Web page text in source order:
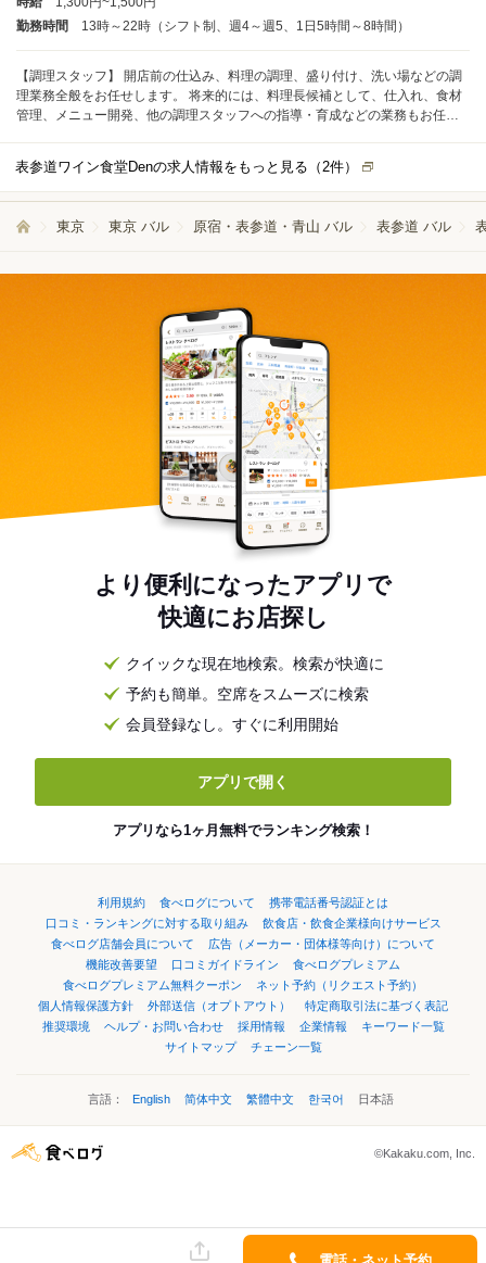
勤務時間
13時～22時（シフト制、週4～週5、1日5時間～8時間）
【調理スタッフ】 開店前の仕込み、料理の調理、盛り付け、洗い場などの調
理業務全般をお任せします。 将来的には、料理長候補として、仕入れ、食材
管理、メニュー開発、他の調理スタッフへの指導・育成などの業務もお任せ
表参道ワイン食堂Denの求人情報をもっと見る（2件）
東京 東京 バル 原宿・表参道・青山 バル 表参道 バル
より便利になったアプリで
快適にお店探し
クイックな現在地検索。検索が快適に
予約も簡単。空席をスムーズに検索
会員登録なし。すぐに利用開始
アプリで開く
アプリなら1ヶ月無料でランキング検索！
利用規約 食べログについて
携帯電話番号認証とは
口コミ・ランキングに対する取り組み
飲食店・飲食企業様向けサービス
食べログ店舗会員について
広告（メーカー・団体様等向け）について
機能改善要望
口コミガイドライン
食べログプレミアム
食べログプレミアム無料クーポン
ネット予約（リクエスト予約）
個人情報保護方針
外部送信（オプトアウト）
特定商取引法に基づく表記
推奨環境
ヘルプ・お問い合わせ 採用情報 企業情報
キーワード一覧
サイトマップ
チェーン一覧
言語： English 简体中文 繁體中文 한국어 日本語
©Kakaku.com, Inc.